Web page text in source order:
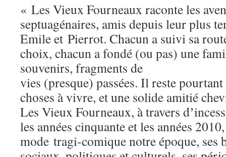
« Les Vieux Fourneaux raconte les
septuagénaires, amis depuis leur plus
Emile et Pierrot. Chacun a suivi sa
choix, chacun a fondé (ou pas) une
souvenirs, fragments de
vies (presque) passées. Il reste
choses à vivre, et une solide amitié
Les Vieux Fourneaux, à travers
les années cinquante et les années
mode tragi-comique notre époque, ses